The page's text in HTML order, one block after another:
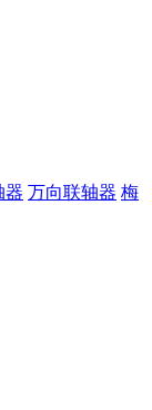
器 万向联轴器 梅